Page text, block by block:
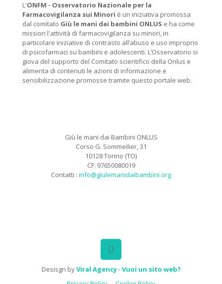
L'ONFM - Osservatorio Nazionale per la
Farmacovigilanza sui Minori è un iniziativa promossa
dal comitato Giù le mani dai bambini ONLUS e ha come
mission l'attività di farmacovigilanza su minori, in
particolare iniziative di contrasto all’abuso e uso improprio
di psicofarmaci su bambini e adolescenti. L’Osservatorio si
giova del supporto del Comitato scientifico della Onlus e
alimenta di contenuti le azioni di informazione e
sensibilizzazione promosse tramite questo portale web.
Giù le mani dai Bambini ONLUS
Corso G. Sommeilier, 31
10128 Torino (TO)
CF: 97650080019
Contatti : info@giulemanidaibambini.org
Desisgn byViral Agency-Vuoi un sito web?